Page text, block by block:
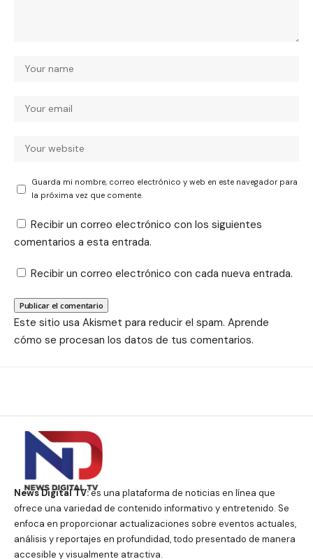
Guarda mi nombre, correo electrónico y web en este navegador para
la próxima vez que comente.
Recibir un correo electrónico con los siguientes
comentarios a esta entrada.
Recibir un correo electrónico con cada nueva entrada.
Este sitio usa Akismet para reducir el spam. Aprende
cómo se procesan los datos de tus comentarios.
News Digital TV:es una plataforma de noticias en línea que
ofrece una variedad de contenido informativo y entretenido. Se
enfoca en proporcionar actualizaciones sobre eventos actuales,
análisis y reportajes en profundidad, todo presentado de manera
accesible y visualmente atractiva.